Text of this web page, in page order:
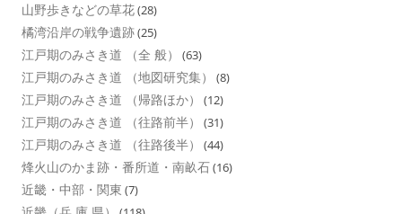
山野歩きなどの草花(28)
橘湾沿岸の戦争遺跡(25)
江戸期のみさき道 （全 般） (63)
江戸期のみさき道 （地図研究集） (8)
江戸期のみさき道 （帰路ほか） (12)
江戸期のみさき道 （往路前半） (31)
江戸期のみさき道 （往路後半） (44)
烽火山のかま跡・番所道・南畝石(16)
近畿・中部・関東 (7)